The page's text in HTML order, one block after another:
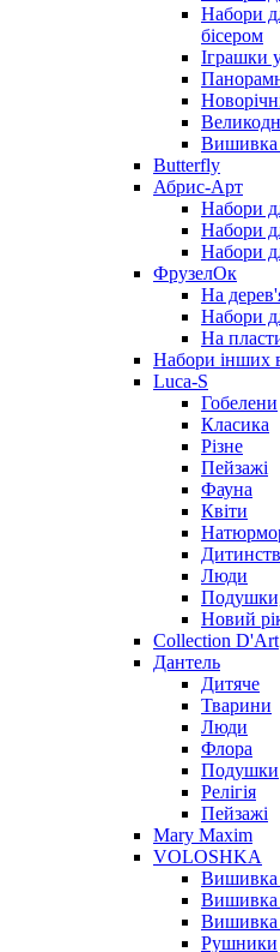
Набори
бісером
Іграшки
Вишивка
Butterfly
Абрис-Арт
Набори
Набори
Набори
ФрузелОк
На
Набори
На
Набори інших
Luca-S
Гобелени
Класика
Різне
Пейзажі
Фауна
Квіти
Люди
Новий
Collection D'Art
Дантель
Дитяче
Тварини
Люди
Флора
Подушки
Релігія
Пейзажі
Mary Maxim
VOLOSHKA
Вишивка
Вишивка
Вишивка
Рушники